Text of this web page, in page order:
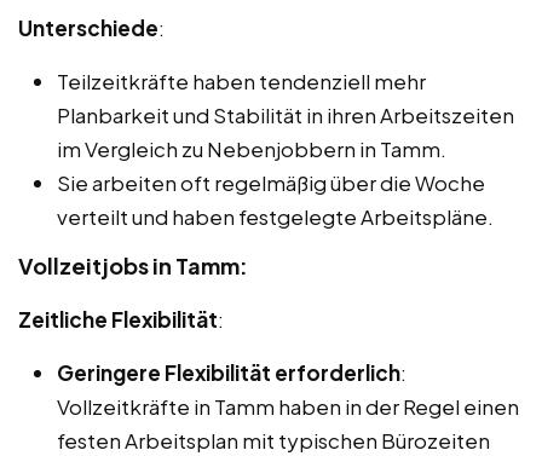
Unterschiede:
Teilzeitkräfte haben tendenziell mehr
Planbarkeit und Stabilität in ihren Arbeitszeiten
im Vergleich zu Nebenjobbern in Tamm.
Sie arbeiten oft regelmäßig über die Woche
verteilt und haben festgelegte Arbeitspläne.
Vollzeitjobs in Tamm:
Zeitliche Flexibilität:
Geringere Flexibilität erforderlich:
Vollzeitkräfte in Tamm haben in der Regel einen
festen Arbeitsplan mit typischen Bürozeiten